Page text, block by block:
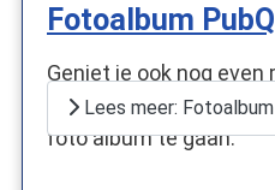
Fotoalbum
Geniet je ook nog even
avond? Klik op de foto
foto album te gaan.
Lees meer: